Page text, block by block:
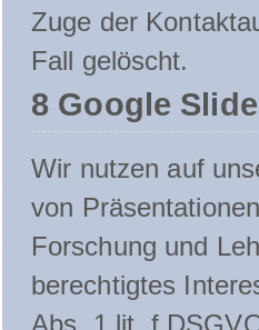
Zuge der
Fall gelöscht.
8 Google
Wir nutzen auf
von
Forschung und
berechtigtes